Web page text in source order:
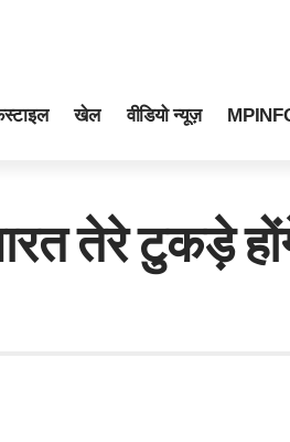
खेल वीडियो न्यूज़
तेरे टुकड़े